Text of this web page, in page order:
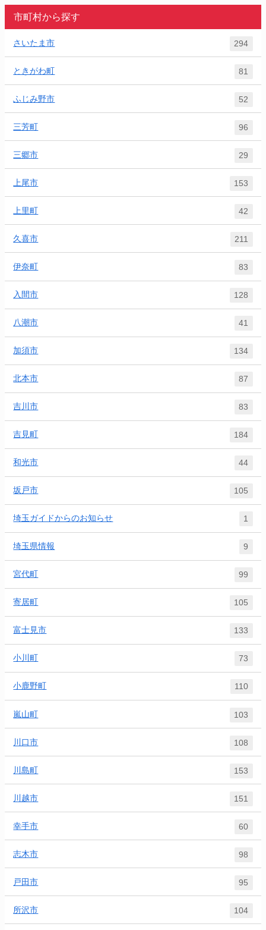
市町村から探す
さいたま市 294
ときがわ町 81
ふじみ野市 52
三芳町 96
三郷市 29
上尾市 153
上里町 42
久喜市 211
伊奈町 83
入間市 128
八潮市 41
加須市 134
北本市 87
吉川市 83
吉見町 184
和光市 44
坂戸市 105
埼玉ガイドからのお知らせ 1
埼玉県情報 9
宮代町 99
寄居町 105
富士見市 133
小川町 73
小鹿野町 110
嵐山町 103
川口市 108
川島町 153
川越市 151
幸手市 60
志木市 98
戸田市 95
所沢市 104